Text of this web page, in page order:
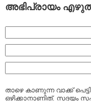
അഭിപ്രായം
താഴെ കാണുന്ന വാക്ക്
ഒഴിക്കാനാണിത്. സദയം